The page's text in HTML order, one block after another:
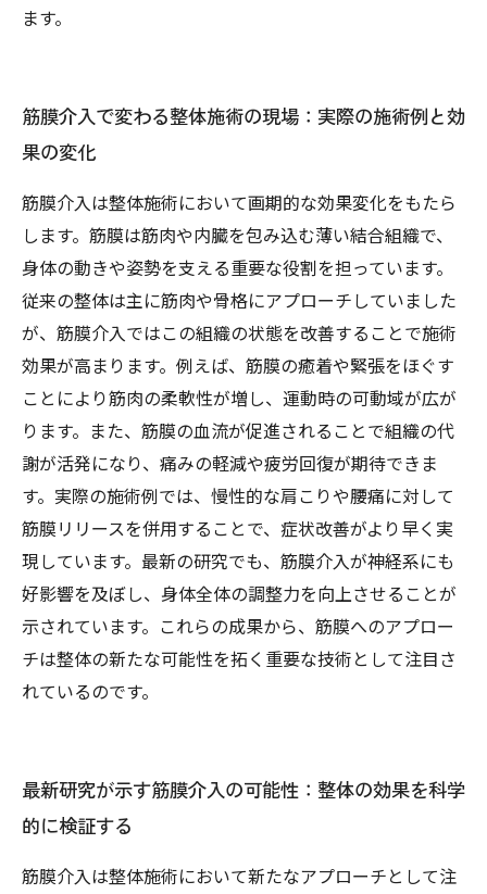
ます。
筋膜介入で変わる整体施術の現場：実際の施術例と効
果の変化
筋膜介入は整体施術において画期的な効果変化をもたら
します。筋膜は筋肉や内臓を包み込む薄い結合組織で、
身体の動きや姿勢を支える重要な役割を担っています。
従来の整体は主に筋肉や骨格にアプローチしていました
が、筋膜介入ではこの組織の状態を改善することで施術
効果が高まります。例えば、筋膜の癒着や緊張をほぐす
ことにより筋肉の柔軟性が増し、運動時の可動域が広が
ります。また、筋膜の血流が促進されることで組織の代
謝が活発になり、痛みの軽減や疲労回復が期待できま
す。実際の施術例では、慢性的な肩こりや腰痛に対して
筋膜リリースを併用することで、症状改善がより早く実
現しています。最新の研究でも、筋膜介入が神経系にも
好影響を及ぼし、身体全体の調整力を向上させることが
示されています。これらの成果から、筋膜へのアプロー
チは整体の新たな可能性を拓く重要な技術として注目さ
れているのです。
最新研究が示す筋膜介入の可能性：整体の効果を科学
的に検証する
筋膜介入は整体施術において新たなアプローチとして注